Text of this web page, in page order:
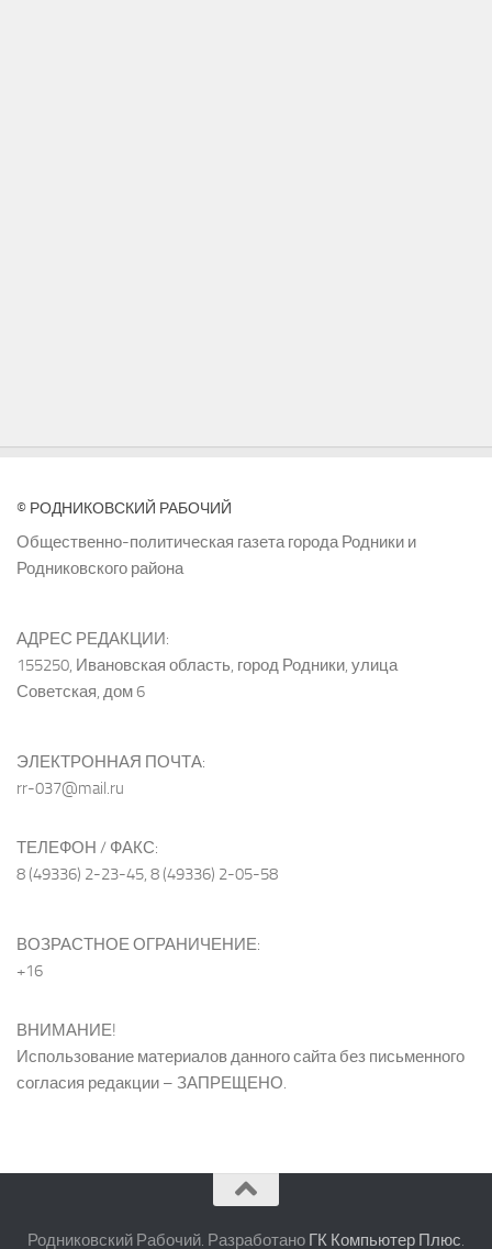
© РОДНИКОВСКИЙ РАБОЧИЙ
Общественно-политическая газета города Родники и
Родниковского района
АДРЕС РЕДАКЦИИ:
155250, Ивановская область, город Родники, улица
Советская, дом 6
ЭЛЕКТРОННАЯ ПОЧТА:
rr-037@mail.ru
ТЕЛЕФОН / ФАКС:
8 (49336) 2-23-45, 8 (49336) 2-05-58
ВОЗРАСТНОЕ ОГРАНИЧЕНИЕ:
+16
ВНИМАНИЕ!
Использование материалов данного сайта без письменного
согласия редакции – ЗАПРЕЩЕНО.
Родниковский Рабочий. Разработано ГК Компьютер Плюс.